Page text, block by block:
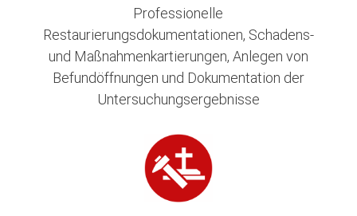
Professionelle
Restaurierungsdokumentationen, Schadens-
und Maßnahmenkartierungen, Anlegen von
Befundöffnungen und Dokumentation der
Untersuchungsergebnisse